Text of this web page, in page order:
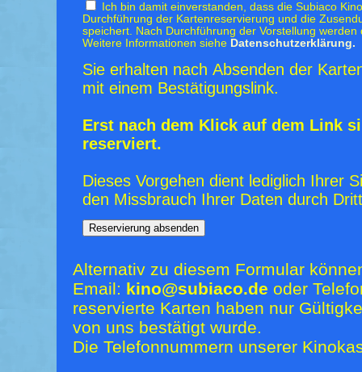
Ich bin damit einverstanden, dass die Subiaco
Durchführung der Kartenreservierung und die
speichert. Nach Durchführung der Vorstellung
Weitere Informationen siehe Datenschutzerklärung.
Sie erhalten nach Absenden der
mit einem Bestätigungslink.
Erst nach dem Klick auf dem Link
reserviert.
Dieses Vorgehen dient lediglich Ihrer
den Missbrauch Ihrer Daten durch
Alternativ zu diesem Formular
Email: kino@subiaco.de oder
reservierte Karten haben nur
von uns bestätigt wurde.
Die Telefonnummern unserer